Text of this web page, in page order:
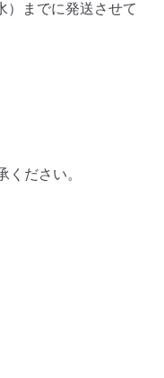
）までに発送させて
ださい。